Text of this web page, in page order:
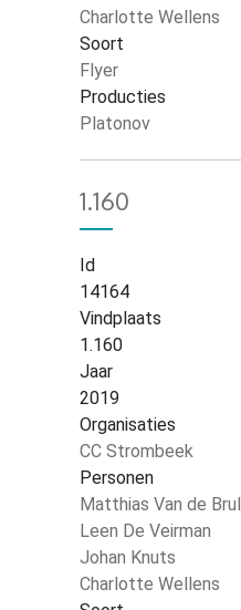
Charlotte Wellens
Soort
Flyer
Producties
Platonov
1.160
Id
14164
Vindplaats
1.160
Jaar
2019
Organisaties
CC Strombeek
Personen
Matthias Van de Brul
Leen De Veirman
Johan Knuts
Charlotte Wellens